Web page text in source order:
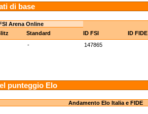
di base
Arena Online
Standard ID FSI ID FIDE
- 147865
punteggio Elo
Andamento Elo Italia e FIDE